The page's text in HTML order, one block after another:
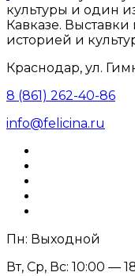
культуры и один
Кавказе.
историей и
Краснодар, ул.
8 (861) 262-40-86
info@felicina.ru
Пн: Выходной
Вт, Ср, Вс: 10:00 —